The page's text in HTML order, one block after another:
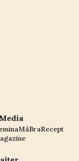
MåBraRecept